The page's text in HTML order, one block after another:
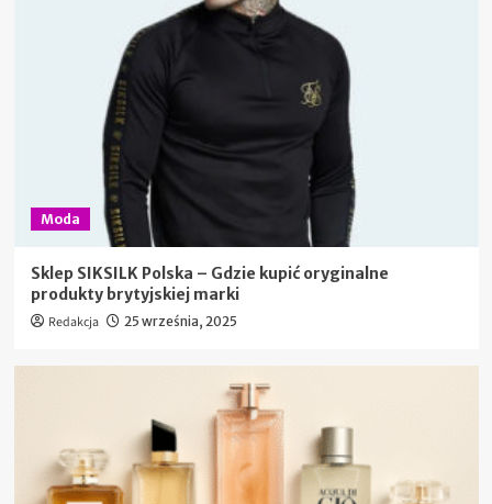
Moda
Sklep SIKSILK Polska – Gdzie kupić oryginalne
produkty brytyjskiej marki
Redakcja 25 września, 2025